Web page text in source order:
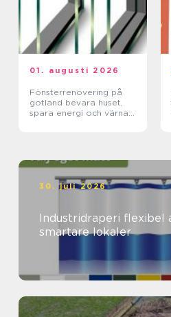
01. augusti 2026
Fönsterrenovering på
gotland bevara huset,
spara energi och värna
30. juli 2026
Industridraperi flexibel avskärmning för
smartare lokaler